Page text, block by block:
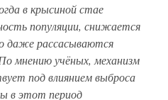
в крысиной стае
популяции, снижается
даже рассасываются
мнению учёных, механизм
под влиянием выброса
в этот период